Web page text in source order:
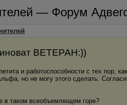
— Форум
ВЕТЕРАН:))
и работоспособности с тех пор,
но не могу этого сделать.
в таком всеобъемлющем горе?